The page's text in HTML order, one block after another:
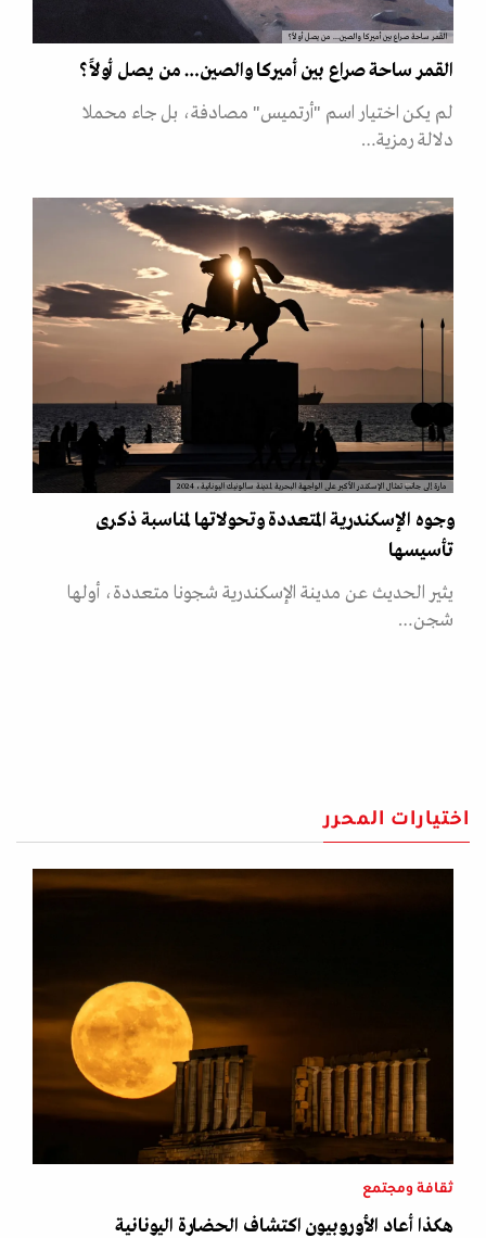
القمر ساحة صراع بين أميركا والصين… من يصل أولاً؟
القمر ساحة صراع بين أميركا والصين… من يصل أولاً؟
لم يكن اختيار اسم "أرتميس" مصادفة، بل جاء محملا
دلالة رمزية…
مارة إلى جانب تمثال الإسكندر الأكبر على الواجهة البحرية لمدينة سالونيك اليونانية، 2024
وجوه الإسكندرية المتعددة وتحولاتها لمناسبة ذكرى
تأسيسها
يثير الحديث عن مدينة الإسكندرية شجونا متعددة، أولها
شجن…
اختيارات المحرر
ثقافة ومجتمع
هكذا أعاد الأوروبيون اكتشاف الحضارة اليونانية